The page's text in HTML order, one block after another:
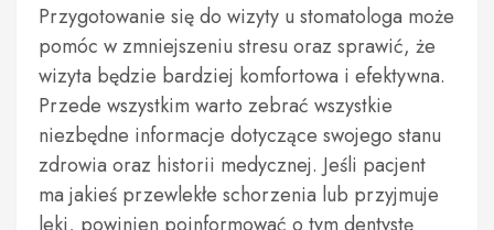
Przygotowanie się do wizyty u stomatologa może
pomóc w zmniejszeniu stresu oraz sprawić, że
wizyta będzie bardziej komfortowa i efektywna.
Przede wszystkim warto zebrać wszystkie
niezbędne informacje dotyczące swojego stanu
zdrowia oraz historii medycznej. Jeśli pacjent
ma jakieś przewlekłe schorzenia lub przyjmuje